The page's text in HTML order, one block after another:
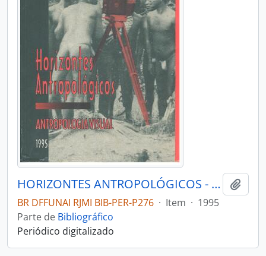
HORIZONTES ANTROPOLÓGICOS - PORTO ALEGRE UFRGS INSTITUTO DE FILOSOFIA E CIÊNCIAS - 1995 - Nº02
BR DFFUNAI RJMI BIB-PER-P276 · Item · 1995
Parte de Bibliográfico
Periódico digitalizado